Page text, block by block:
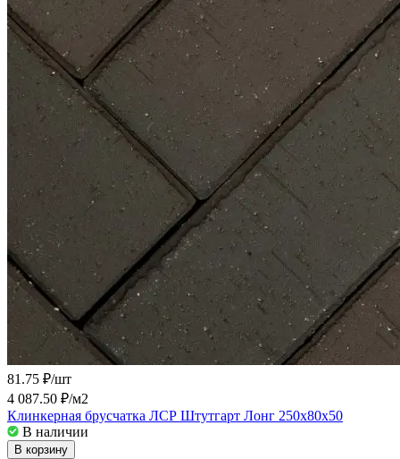
81.75 ₽/шт
4 087.50 ₽/м2
Клинкерная брусчатка ЛСР Штутгарт Лонг 250х80х50
В наличии
В корзину